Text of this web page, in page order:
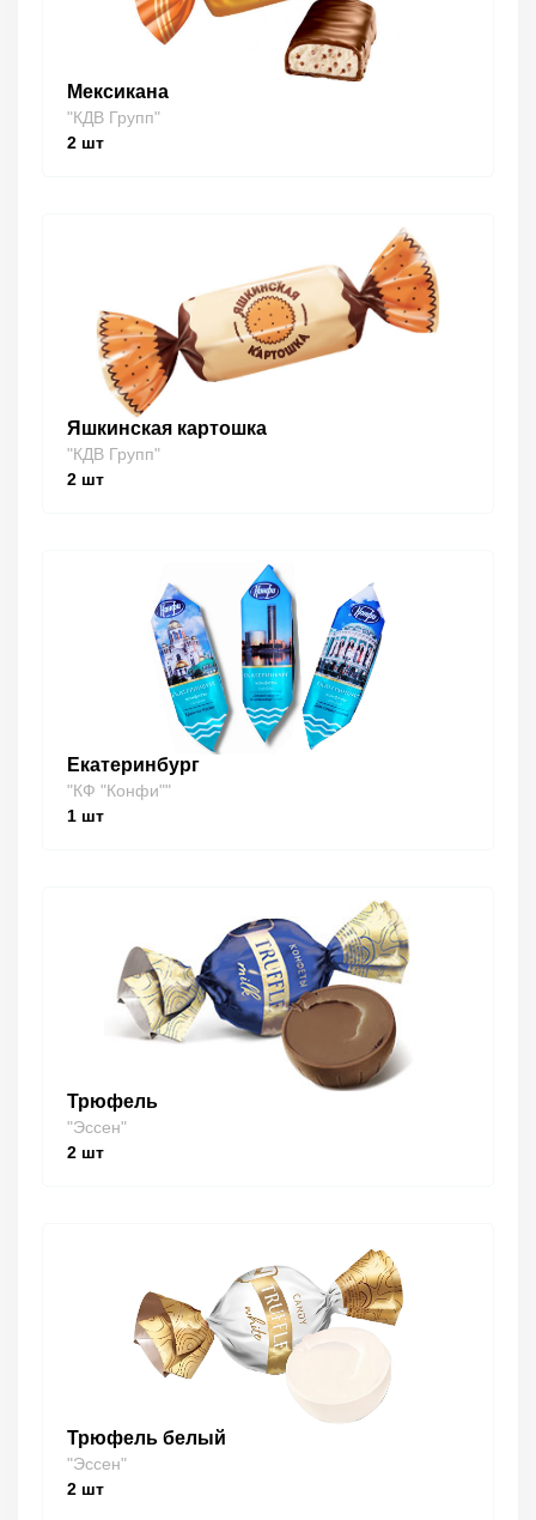
Мексикана
"КДВ Групп"
2 шт
Яшкинская картошка
"КДВ Групп"
2 шт
Екатеринбург
"КФ "Конфи""
1 шт
Трюфель
"Эссен"
2 шт
Трюфель белый
"Эссен"
2 шт